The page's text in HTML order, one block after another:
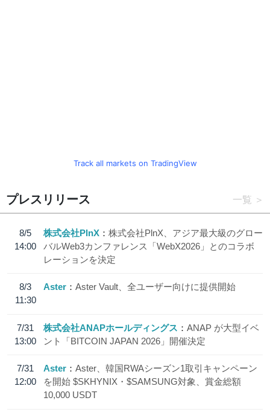
Track all markets on TradingView
プレスリリース 一覧
8/5
14:00
株式会社PlnX
株式会社PlnX、アジア最大級のグロー
バルWeb3カンファレンス「WebX2026」とのコラボ
レーションを決定
8/3
11:30
Aster Aster Vault、全ユーザー向けに提供開始
7/31
13:00
株式会社ANAPホールディングス
ANAP が大型イベ
ント「BITCOIN JAPAN 2026」開催決定
7/31
12:00
Aster
Aster、韓国RWAシーズン1取引キャンペーン
を開始 $SKHYNIX・$SAMSUNG対象、賞金総額
10,000 USDT